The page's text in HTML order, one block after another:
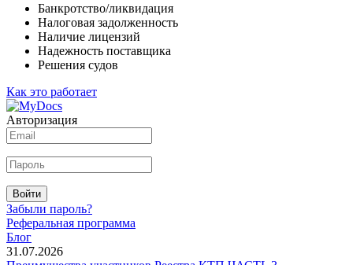
Банкротство/ликвидация
Налоговая задолженность
Наличие лицензий
Надежность поставщика
Решения судов
Как это работает
Авторизация
Войти
Забыли пароль?
Реферальная программа
Блог
31.07.2026